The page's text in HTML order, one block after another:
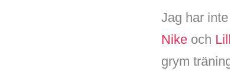
Jag har
Nike och
grym